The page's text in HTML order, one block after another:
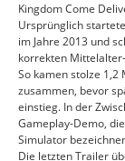
Kingdom Come
Ursprünglich
im Jahre 2013 und
korrekten
So kamen stolze
zusammen, bevor
einstieg. In der
Gameplay-Demo,
Simulator
Die letzten Trailer